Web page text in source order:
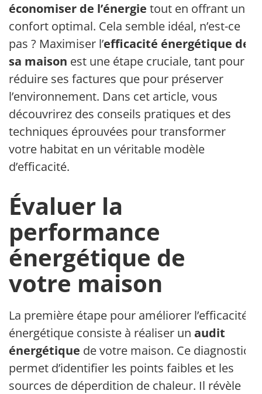
économiser de l’énergie tout en offrant un
confort optimal. Cela semble idéal, n’est-ce
pas ? Maximiser l’efficacité énergétique de
sa maison est une étape cruciale, tant pour
réduire ses factures que pour préserver
l’environnement. Dans cet article, vous
découvrirez des conseils pratiques et des
techniques éprouvées pour transformer
votre habitat en un véritable modèle
d’efficacité.
Évaluer la
performance
énergétique de
votre maison
La première étape pour améliorer l’efficacité
énergétique consiste à réaliser un audit
énergétique de votre maison. Ce diagnostic
permet d’identifier les points faibles et les
sources de déperdition de chaleur. Il révèle